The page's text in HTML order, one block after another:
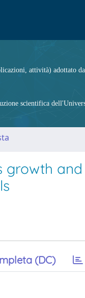
attività) adottato
scientifica
growth
(DC)